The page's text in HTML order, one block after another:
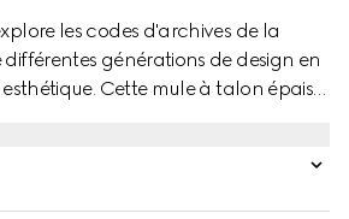
les codes d'archives de la
générations de design en
Cette mule à talon épais
une polyvalence au quotidien.